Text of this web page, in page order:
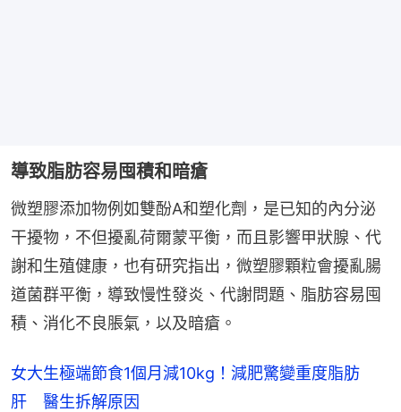
導致脂肪容易囤積和暗瘡
微塑膠添加物例如雙酚A和塑化劑，是已知的內分泌
干擾物，不但擾亂荷爾蒙平衡，而且影響甲狀腺、代
謝和生殖健康，也有研究指出，微塑膠顆粒會擾亂腸
道菌群平衡，導致慢性發炎、代謝問題、脂肪容易囤
積、消化不良脹氣，以及暗瘡。
女大生極端節食1個月減10kg！減肥驚變重度脂肪
肝 醫生拆解原因